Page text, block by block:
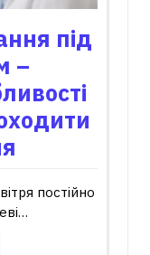
під
–
постійно